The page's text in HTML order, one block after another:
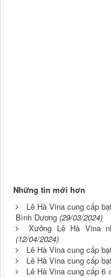
Những tin mới hơn
Lê Hà Vina cung cấp
Bình Dương (29/03/2024)
Xưởng Lê Hà Vina
(12/04/2024)
Lê Hà Vina cung cấp
Lê Hà Vina cung cấp
Lê Hà Vina cung cấp 6